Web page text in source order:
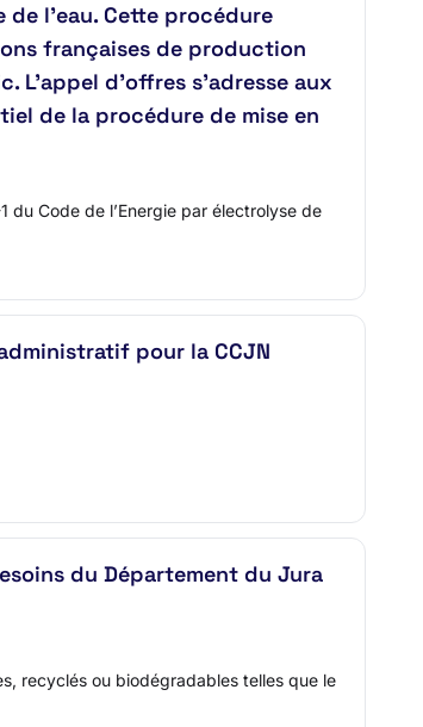
de l’eau. Cette procédure
françaises de production
L'appel d'offres s'adresse aux
de la procédure de mise en
du Code de l’Energie par électrolyse de
pour la CCJN
du Département du Jura
recyclés ou biodégradables telles que le